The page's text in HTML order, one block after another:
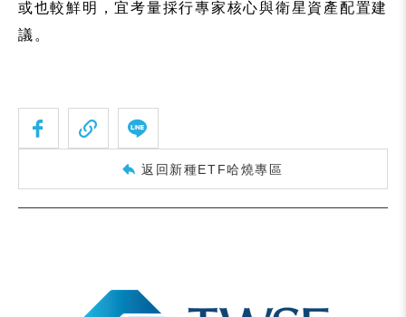
或也較鮮明，宜考量採行專家核心與衛星資產配置建
議。
返回新種ETF哈燒專區